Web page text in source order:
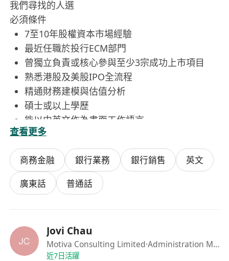
我們尋找的人選
必須條件
7至10年股權資本市場經驗
最近任職於投行ECM部門
曾獨立負責或核心參與至少3宗成功上市項目
熟悉港股及美股IPO全流程
精通財務建模與估值分析
碩士或以上學歷
能以中英文作為書面工作語言
優勢背景
具買方ECM或基石投資經驗
對科技行業有理解
具投資者或機構人脈網絡
能適應高節奏及創業型文化
查看更多
商務金融 銀行業務 銀行銷售
英文
廣東話
普通話
Jovi Chau
Motiva Consulting Limited·Administration Manager
近7日活躍